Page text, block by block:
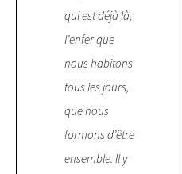
qui est déjà là,
l’enfer que
nous habitons
tous les jours,
que nous
formons d’être
ensemble. Il y